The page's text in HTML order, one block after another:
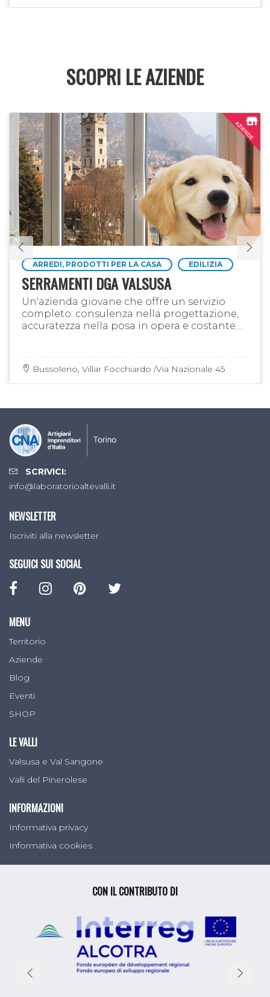
SCOPRI LE AZIENDE
ARREDI, PRODOTTI PER LA CASA EDILIZIA
SERRAMENTI DGA VALSUSA
Un'azienda giovane che offre un servizio
completo: consulenza nella progettazione,
accuratezza nella posa in opera e costante
Bussoleno, Villar Focchiardo /Via Nazionale 45
SCRIVICI:
info@laboratorioaltevalli.it
NEWSLETTER
Iscriviti alla newsletter
SEGUICI SUI SOCIAL
MENU
Territorio
Aziende
Blog
Eventi
SHOP
LE VALLI
Valsusa e Val Sangone
Valli del Pinerolese
INFORMAZIONI
Informativa privacy
Informativa cookies
CON IL CONTRIBUTO DI